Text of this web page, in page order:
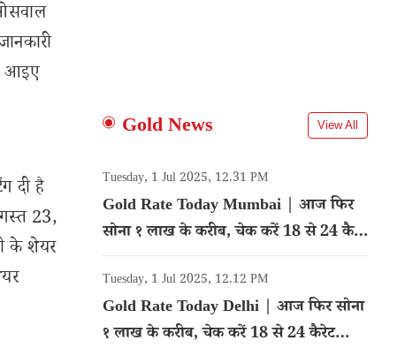
आइए
दी है
23,
के शेयर
Gold News View All
Tuesday, 1 Jul 2025, 12.31 PM
Gold Rate Today Mumbai | आज फिर
सोना १ लाख के करीब, चेक करें 18 से 24 कैरेट
गोल्ड का रेट
Tuesday, 1 Jul 2025, 12.12 PM
Gold Rate Today Delhi | आज फिर सोना
१ लाख के करीब, चेक करें 18 से 24 कैरेट